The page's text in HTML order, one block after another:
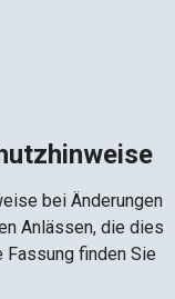
bei Änderungen
Anlässen, die dies
finden Sie